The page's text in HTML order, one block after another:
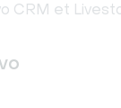
CRM et